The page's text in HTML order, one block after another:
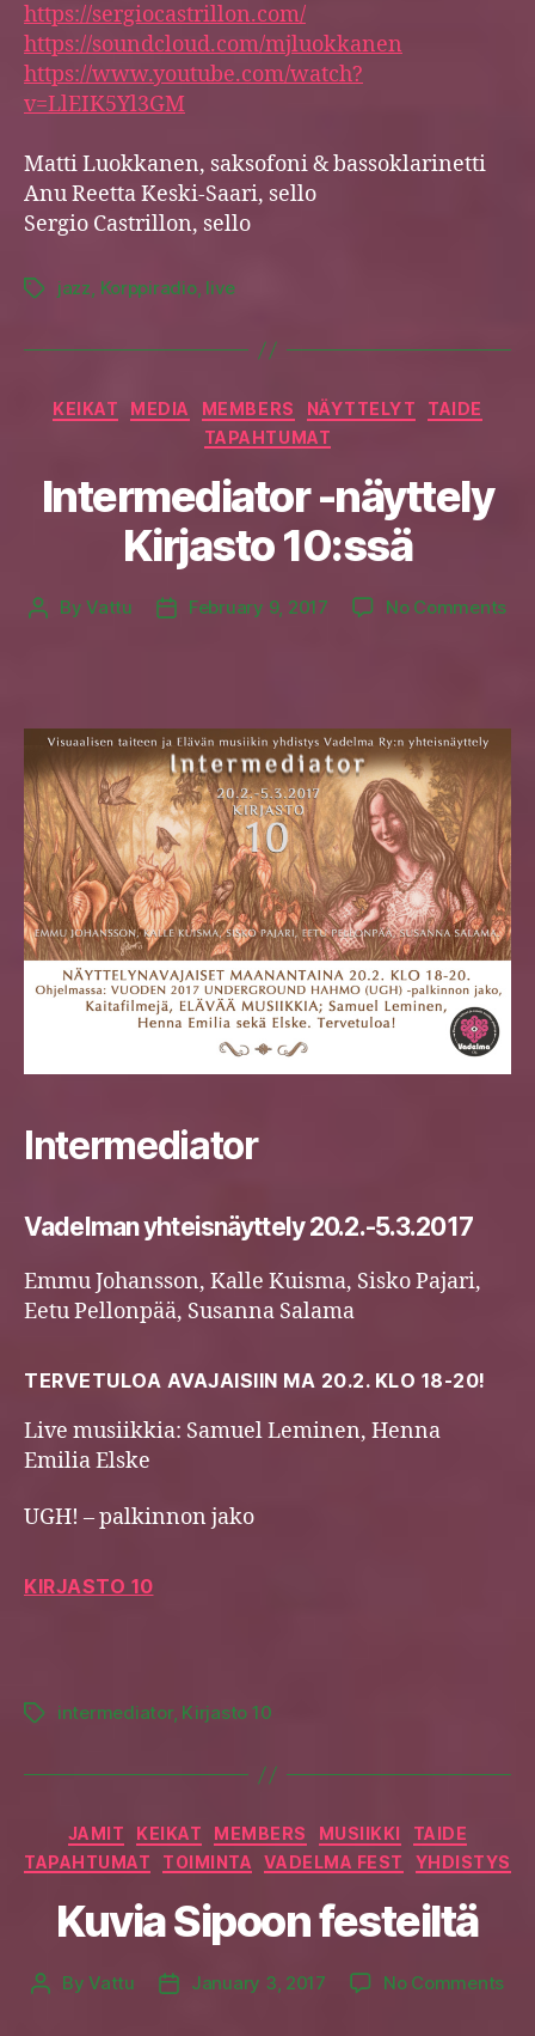
https://sergiocastrillon.com/
https://soundcloud.com/mjluokkanen
https://www.youtube.com/watch?
v=LlEIK5Yl3GM
Matti Luokkanen, saksofoni & bassoklarinetti
Anu Reetta Keski-Saari, sello
Sergio Castrillon, sello
Tagsjazz, Korppiradio, live
Categories
KEIKAT MEDIA MEMBERS NÄYTTELYT
TAIDE
TAPAHTUMAT
Intermediator -näyttely
Kirjasto 10:ssä
PostByVattu
PostFebruary 9, 2017 No Commentson
Intermediator
Vadelman yhteisnäyttely 20.2.-5.3.2017
Emmu Johansson, Kalle Kuisma, Sisko Pajari,
Eetu Pellonpää, Susanna Salama
TERVETULOA AVAJAISIIN MA 20.2. KLO 18-20!
Live musiikkia: Samuel Leminen, Henna
Emilia Elske
UGH! – palkinnon jako
KIRJASTO 10
Tagsintermediator, Kirjasto 10
Categories
JAMIT KEIKAT MEMBERS MUSIIKKI
TAIDE
TAPAHTUMAT
TOIMINTA VADELMA FEST YHDISTYS
Kuvia Sipoon festeiltä
PostByVattu
PostJanuary 3, 2017 No Commentson